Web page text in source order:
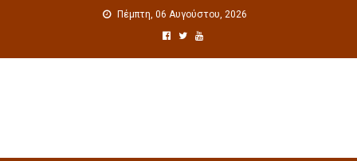
Πέμπτη, 06 Αυγούστου, 2026